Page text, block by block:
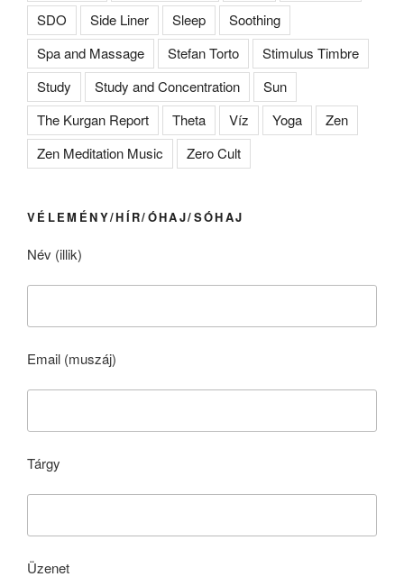
SDO Side Liner Sleep
Soothing
Spa and Massage
Stefan Torto
Stimulus Timbre
Study
Study and Concentration
Sun
The Kurgan Report
Theta Víz Yoga
Zen
Zen Meditation Music
Zero Cult
VÉLEMÉNY/HÍR/ÓHAJ/SÓHAJ
Név (illik)
Email (muszáj)
Tárgy
Üzenet